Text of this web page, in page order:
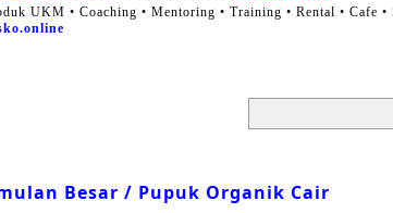
UKM • Coaching • Mentoring • Training • Rental • Cafe •
Besar / Pupuk Organik Cair